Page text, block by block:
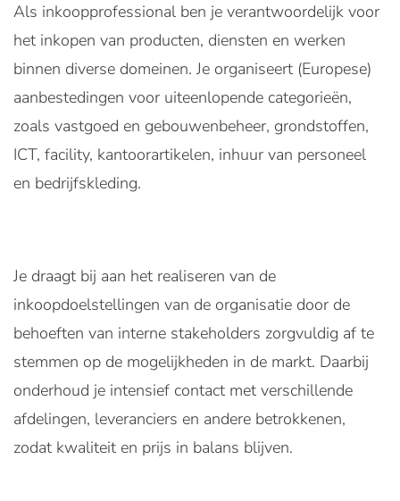
Als inkoopprofessional ben je verantwoordelijk voor
het inkopen van producten, diensten en werken
binnen diverse domeinen. Je organiseert (Europese)
aanbestedingen voor uiteenlopende categorieën,
zoals vastgoed en gebouwenbeheer, grondstoffen,
ICT, facility, kantoorartikelen, inhuur van personeel
en bedrijfskleding.
Je draagt bij aan het realiseren van de
inkoopdoelstellingen van de organisatie door de
behoeften van interne stakeholders zorgvuldig af te
stemmen op de mogelijkheden in de markt. Daarbij
onderhoud je intensief contact met verschillende
afdelingen, leveranciers en andere betrokkenen,
zodat kwaliteit en prijs in balans blijven.